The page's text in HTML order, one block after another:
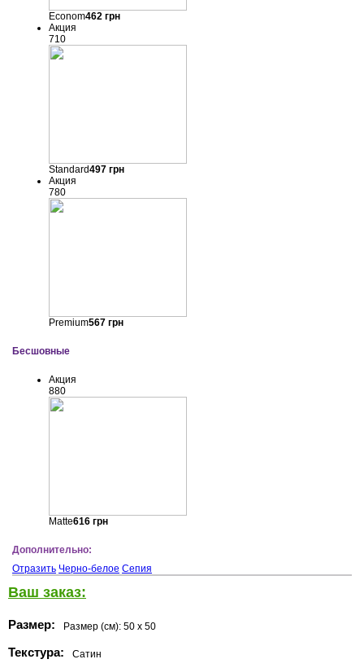
Econom462грн
Акция
710
Standard497грн
Акция
780
Premium567грн
Бесшовные
Акция
880
Matte616грн
Дополнительно:
Отразить Черно-белое Сепия
Ваш заказ:
Размер: Размер (см): 50 x 50
Текстура: Сатин